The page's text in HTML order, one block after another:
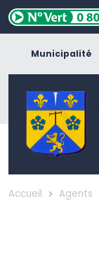
Municipalité
Accueil Agents